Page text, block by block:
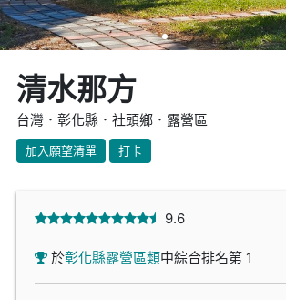
清水那方
台灣．彰化縣．社頭鄉．露營區
加入願望清單 打卡
9.6
於彰化縣露營區類中綜合排名第 1